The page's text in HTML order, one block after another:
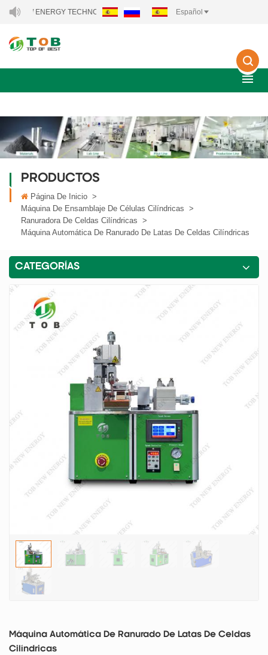
ENERGY TECHNOLOGY CO., LTD.. Español
PRODUCTOS
Página De Inicio >
Máquina De Ensamblaje De Células Cilíndricas >
Ranuradora De Celdas Cilíndricas >
Máquina Automática De Ranurado De Latas De Celdas Cilíndricas
CATEGORÍAS
Máquina Automática De Ranurado De Latas De Celdas
Cilíndricas